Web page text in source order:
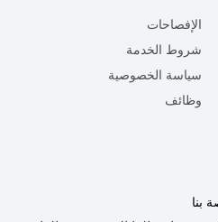
الإفصاحات
شروط الخدمة
سياسة الخصوصية
وظائف
بنا